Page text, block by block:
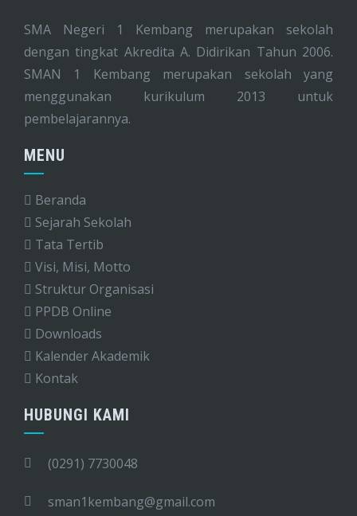
SMA Negeri 1 Kembang merupakan sekolah
dengan tingkat Akredita A. Didirikan Tahun 2006.
SMAN 1 Kembang merupakan sekolah yang
menggunakan kurikulum 2013 untuk
pembelajarannya.
MENU
Beranda
Sejarah Sekolah
Tata Tertib
Visi, Misi, Motto
Struktur Organisasi
PPDB Online
Downloads
Kalender Akademik
Kontak
HUBUNGI KAMI
(0291) 7730048
sman1kembang@gmail.com